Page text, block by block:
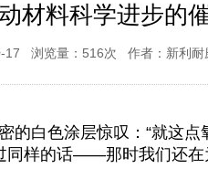
材料科学进步的
17 浏览量：516次 作者：新利耐
的白色涂层惊叹：“就这
同样的话——那时我们还